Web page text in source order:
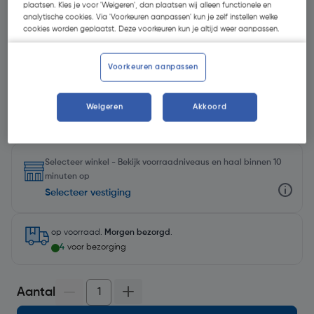
€ 21,93| Excl. btw € 18,12
Kies productvariant
Selecteer winkel - Bekijk voorraadniveaus en haal binnen 10
minuten op
Selecteer vestiging
op voorraad. Morgen bezorgd .
4 voor bezorging
Aantal
plaatsen. Kies je voor 'Weigeren', dan plaatsen wij alleen functionele en
analytische cookies. Via 'Voorkeuren aanpassen' kun je zelf instellen welke
cookies worden geplaatst. Deze voorkeuren kun je altijd weer aanpassen.
Voorkeuren aanpassen
Weigeren Akkoord